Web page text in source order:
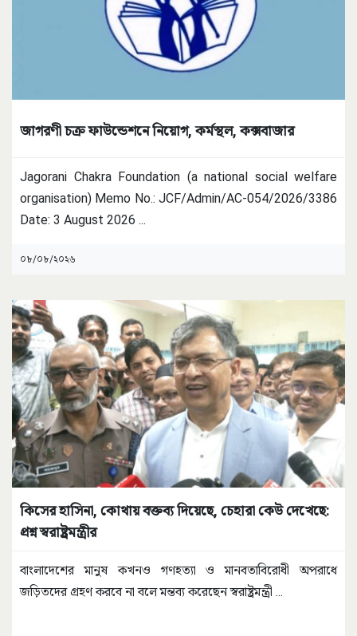
জাগরণী চক্র ফাউন্ডেশনে নিয়োগ, কর্মস্থল, কক্সবাজার
Jagorani Chakra Foundation (a national social welfare
organisation) Memo No.: JCF/Admin/AC-054/2026/3386
Date: 3 August 2026 ...
০৮/০৮/২০২৬
কিসের হাসিনা, কোথায় বক্তব্য দিয়েছে, চেহারা কেউ দেখেছে:
প্রশ্ন স্বরাষ্ট্রমন্ত্রীর
বাংলাদেশের মানুষ কখনও গণহত্যা ও মানবতাবিরোধী অপরাধে
জড়িতদের গ্রহণ করবে না বলে মন্তব্য করেছেন স্বরাষ্ট্রমন্ত্রী ...